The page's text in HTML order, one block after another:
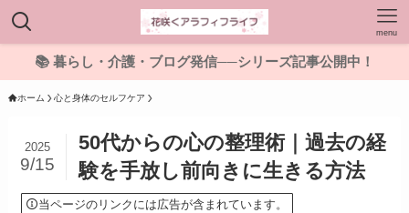
menu
📚 暮らし・介護・ブログ発信──シリーズ記事公開中！
ホーム 心と身体のセルフケア
50代からの心の整理術｜過去の経
験を手放し前向きに生きる方法
2025
9/15
当ページのリンクには広告が含まれています。